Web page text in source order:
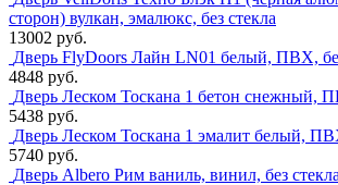
сторон) вулкан, эмалюкс, без стекла
13002 руб.
Дверь FlyDoors Лайн LN01 белый, ПВХ,
4848 руб.
Дверь Леском Тоскана 1 бетон снежный,
5438 руб.
Дверь Леском Тоскана 1 эмалит белый,
5740 руб.
Дверь Albero Рим ваниль, винил, без стекла